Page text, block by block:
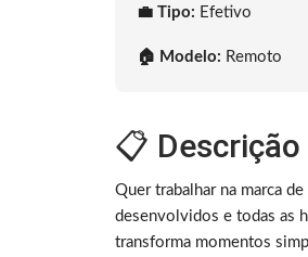
💼 Tipo: Efetivo
🏠 Modelo: Remoto
📋 Descrição
Quer trabalhar na marca
desenvolvidos e todas as
transforma momentos